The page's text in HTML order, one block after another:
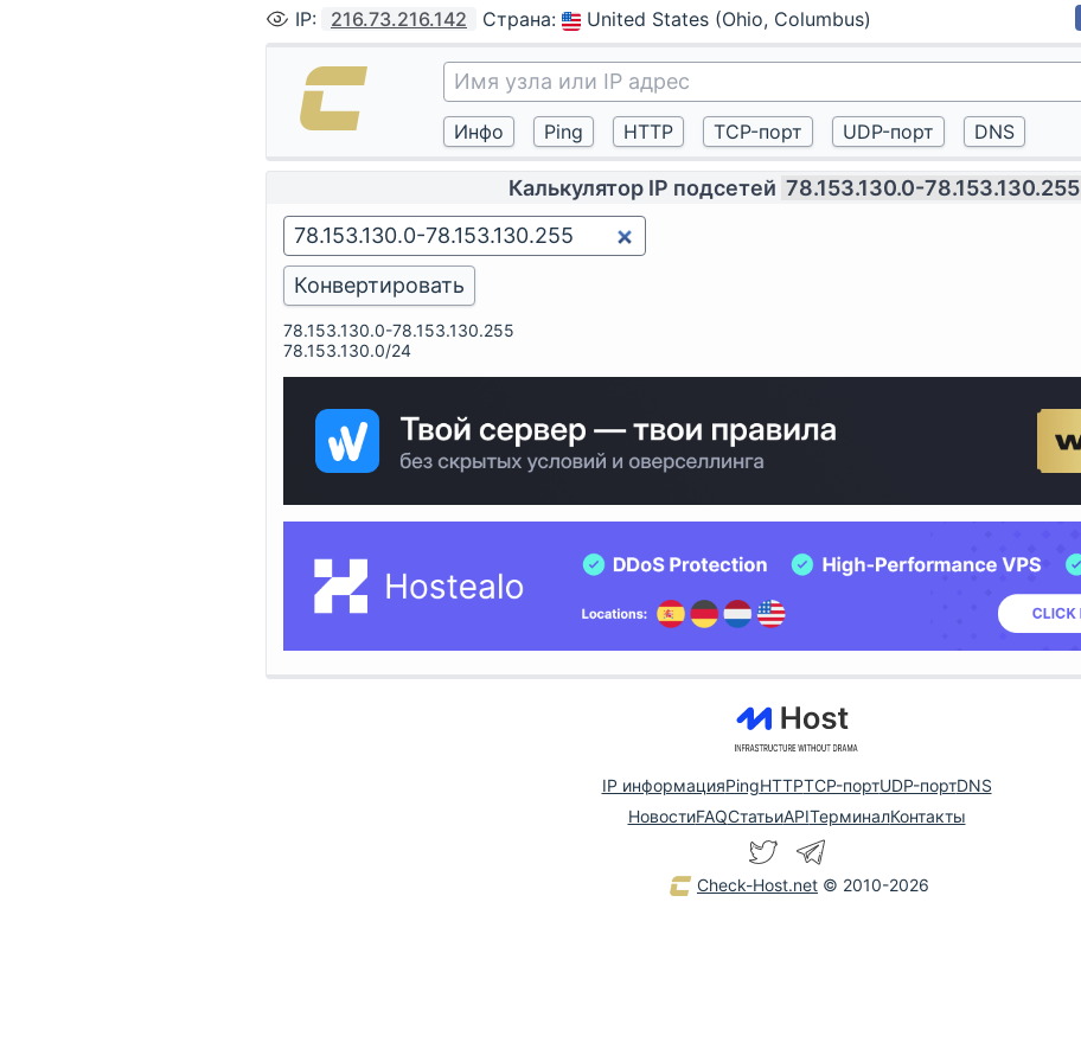
IP: 216.73.216.142 Страна: United States (Ohio, Columbus)
Калькулятор IP подсетей 78.153.130.0-78.153.130.255
78.153.130.0-78.153.130.255
78.153.130.0/24
IP информацияPingHTTPTCP-портUDP-портDNS
НовостиFAQСтатьиAPIТерминалКонтакты
Check-Host.net © 2010-2026